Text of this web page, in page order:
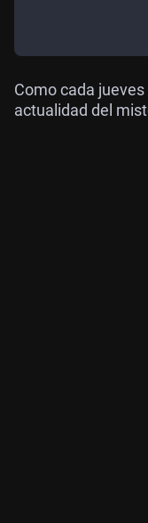
Como cada
actualidad del